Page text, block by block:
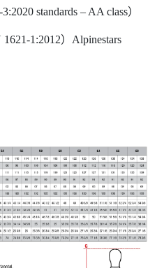
standards – AA class）
1:2012）Alpinestars